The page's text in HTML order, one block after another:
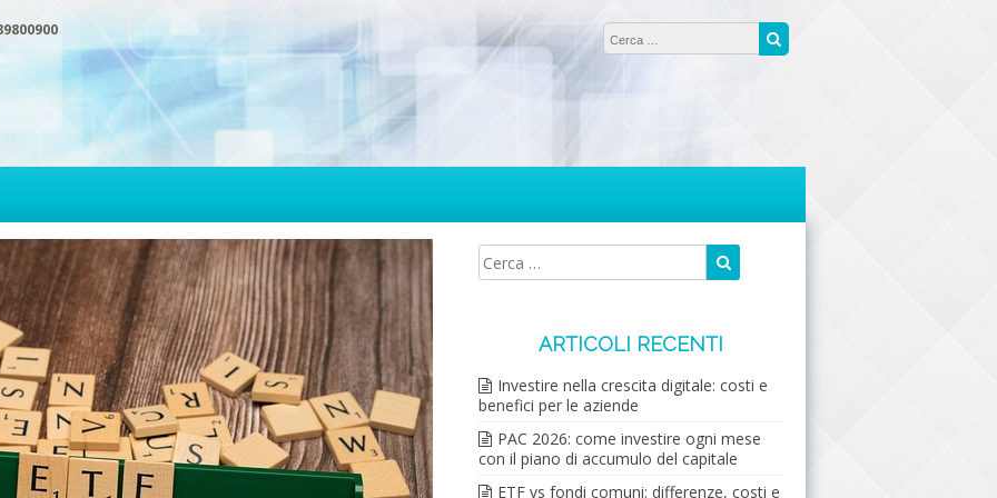
ARTICOLI RECENTI
Investire nella crescita digitale: costi e
benefici per le aziende
PAC 2026: come investire ogni mese
con il piano di accumulo del capitale
ETF vs fondi comuni: differenze, costi e